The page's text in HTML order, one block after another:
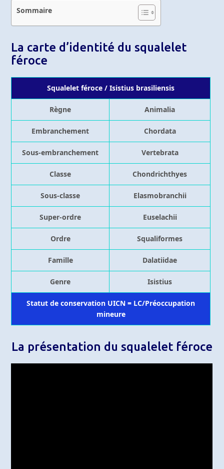
Sommaire
La carte d’identité du squalelet
féroce
Squalelet féroce / Isistius brasiliensis
Règne Animalia
Embranchement Chordata
Sous-embranchement Vertebrata
Classe Chondrichthyes
Sous-classe Elasmobranchii
Super-ordre Euselachii
Ordre Squaliformes
Famille Dalatiidae
Genre Isistius
Statut de conservation UICN = LC/Préoccupation
mineure
La présentation du squalelet féroce